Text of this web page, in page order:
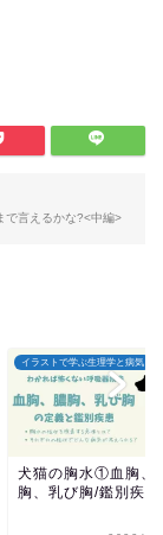
で言えるかな?<中編>
イラストで学ぶ生理学と病
【今更でもいい
かく学ぶ】説明